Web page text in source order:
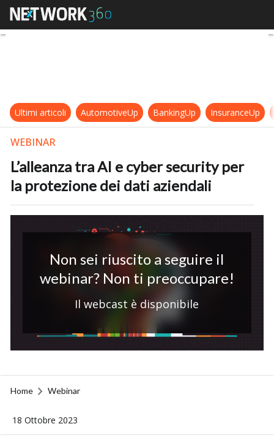
L’alleanza tra AI e cyber security
Ultimi articoli AutomotiveUp BankingUp InsuranceUp
WEBINAR
L’alleanza tra AI e cyber security per
la protezione dei dati aziendali
Non sei riuscito a seguire il
webinar? Non ti preoccupare!
Il webcast è disponibile
Home Webinar
18 Ottobre 2023